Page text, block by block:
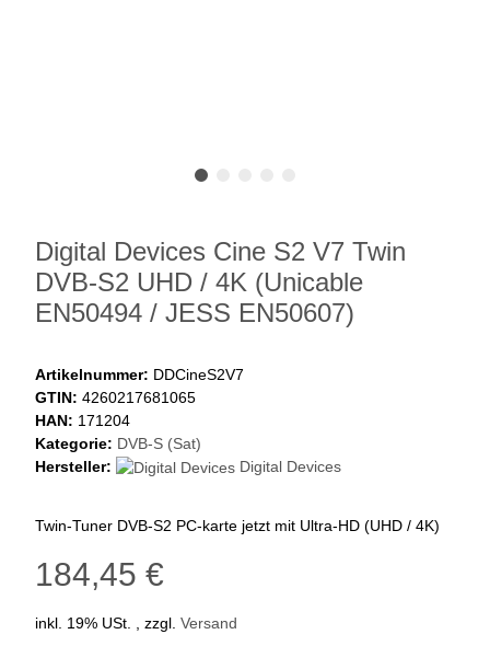
Digital Devices Cine S2 V7 Twin
DVB-S2 UHD / 4K (Unicable
EN50494 / JESS EN50607)
Artikelnummer: DDCineS2V7
GTIN: 4260217681065
HAN: 171204
Kategorie: DVB-S (Sat)
Hersteller:
Digital Devices
Twin-Tuner DVB-S2 PC-karte jetzt mit Ultra-HD (UHD / 4K)
184,45 €
inkl. 19% USt. , zzgl. Versand